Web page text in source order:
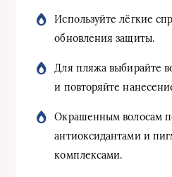
Используйте лёгкие
обновления защиты.
Для пляжа выбирайте
и повторяйте
Окрашенным волосам
антиоксидантами и
комплексами.